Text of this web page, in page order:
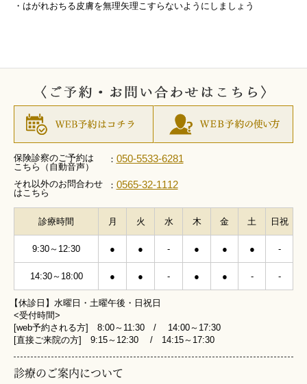
・はがれおちる皮膚を無理矢理こすらないようにしましょう
保険診察のご予約は
こちら（自動音声）
： 050-5533-6281
それ以外のお問合わせ
はこちら
： 0565-32-1112
診療時間 月 火 水 木 金 土 日祝
9:30～12:30 ● ● - ● ● ● -
14:30～18:00 ● ● - ● ● - -
【休診日】水曜日・土曜午後・日祝日
<受付時間>
[web予約される方] 8:00～11:30 / 14:00～17:30
[直接ご来院の方] 9:15～12:30 / 14:15～17:30
診療のご案内について